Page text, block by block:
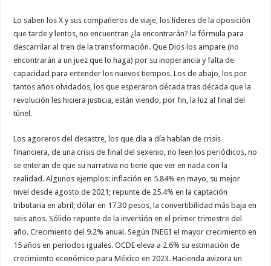
Lo saben los X y sus compañeros de viaje, los líderes de la oposición
que tarde y lentos, no encuentran ¿la encontrarán? la fórmula para
descarrilar al tren de la transformación. Que Dios los ampare (no
encontrarán a un juez que lo haga) por su inoperancia y falta de
capacidad para entender los nuevos tiempos. Los de abajo, los por
tantos años olvidados, los que esperaron década tras década que la
revolución les hiciera justicia, están viendo, por fin, la luz al final del
túnel.
Los agoreros del desastre, los que día a día hablan de crisis
financiera, de una crisis de final del sexenio, no leen los periódicos, no
se enteran de que su narrativa no tiene que ver en nada con la
realidad. Algunos ejemplos: inflación en 5.84% en mayo, su mejor
nivel desde agosto de 2021; repunte de 25.4% en la captación
tributaria en abril; dólar en 17.30 pesos, la convertibilidad más baja en
seis años. Sólido repunte de la inversión en el primer trimestre del
año. Crecimiento del 9.2% anual. Según INEGI el mayor crecimiento en
15 años en períodos iguales. OCDE eleva a 2.6% su estimación de
crecimiento económico para México en 2023. Hacienda avizora un